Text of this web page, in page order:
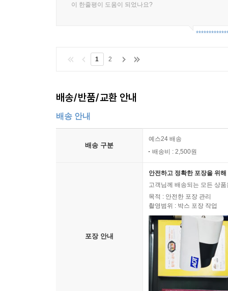
이 한줄평이 도움이 되었나요?
1 2
배송/반품/교환 안내
배송 안내
배송 구분
예스24 배송
배송비 : 2,500원
포장 안내
안전하고 정확한 포장을 위
고객님께 배송되는 모든 상
목적 : 안전한 포장 관리
촬영범위 : 박스 포장 작업